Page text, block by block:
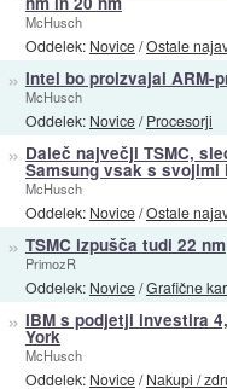
McHusch
Oddelek: Novice/Ostale
» Intel bo proizvajal ARM-
McHusch
Oddelek: Novice/Procesorji
» Daleč največji TSMC,
Samsung vsak s svojimi
McHusch
Oddelek: Novice/Ostale
» TSMC izpušča tudi 22 nm
PrimozR
Oddelek: Novice/Grafične
» IBM s podjetji investira
York
McHusch
Oddelek: Novice/Nakupi /